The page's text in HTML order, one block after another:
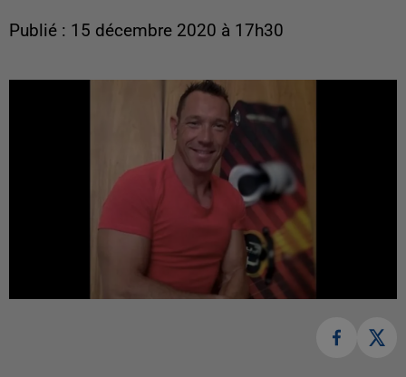
Publié : 15 décembre 2020 à 17h30